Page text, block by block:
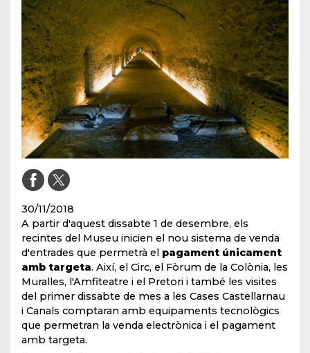
30/11/2018
A partir d'aquest dissabte 1 de desembre, els
recintes del Museu inicien el nou sistema de venda
d'entrades que permetrà el pagament únicament
amb targeta. Així, el Circ, el Fòrum de la Colònia, les
Muralles, l'Amfiteatre i el Pretori i també les visites
del primer dissabte de mes a les Cases Castellarnau
i Canals comptaran amb equipaments tecnològics
que permetran la venda electrònica i el pagament
amb targeta.